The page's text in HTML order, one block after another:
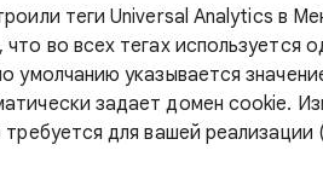
теги Universal Analytics в
что во всех тегах используется
умолчанию указывается
задает домен cookie.
для вашей реализации